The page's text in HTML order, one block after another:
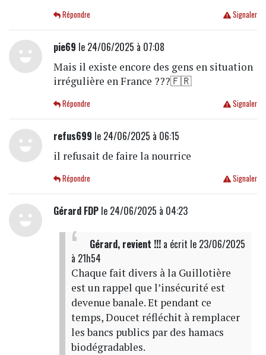
Signaler
Répondre
pie69 le 24/06/2025 à 07:08
Mais il existe encore des gens en situation
irrégulière en France ???🇫🇷
Signaler
Répondre
refus699 le 24/06/2025 à 06:15
il refusait de faire la nourrice
Signaler
Répondre
Gérard FDPle 24/06/2025 à 04:23
Gérard, revient !!!a écrit le 23/06/2025
à 21h54
Chaque fait divers à la Guillotière
est un rappel que l’insécurité est
devenue banale. Et pendant ce
temps, Doucet réfléchit à remplacer
les bancs publics par des hamacs
biodégradables.